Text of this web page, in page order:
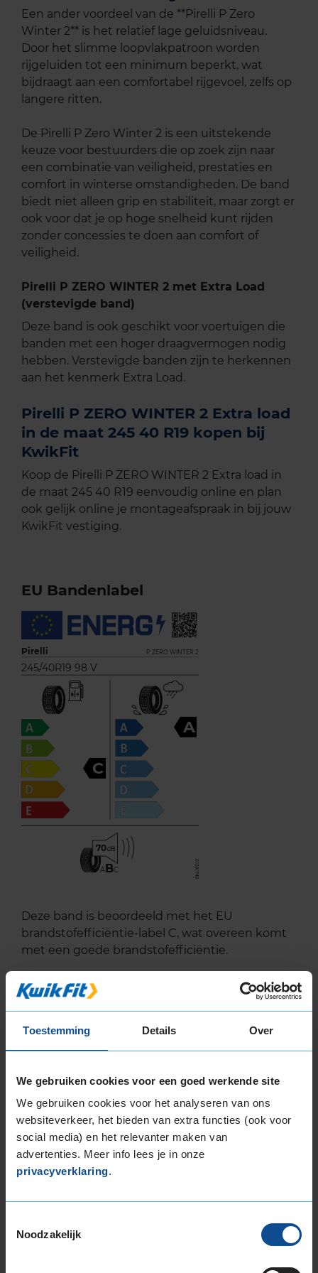
Toestemming Details Over
We gebruiken cookies voor een goed werkende site
We gebruiken cookies voor het analyseren van ons
websiteverkeer, het bieden van extra functies (ook voor
social media) en het relevanter maken van
advertenties. Meer info lees je in onze
privacyverklaring.
Noodzakelijk
Een ander voordeel van de **Pirelli P Zero
Winter 2** is het relatief lage geluidsniveau.
Door het slimme loopvlakpatroon worden
rijgeluiden tot een minimum beperkt, wat
bijdraagt aan een comfortabel rijgevoel, zelfs op
langere ritten.
De Pirelli P Zero Winter 2 is een uitstekende
keuze voor bestuurders die op zoek zijn naar
een combinatie van veiligheid, prestaties en
comfort in winterse omstandigheden. De band
biedt niet alleen grip en stabiliteit, maar zorgt er
ook voor dat je op hoge snelheid kunt rijden
zonder concessies te doen aan comfort of
veiligheid.
Pirelli P ZERO WINTER 2 met Extra Load
(verstevigde band)
Deze band is ook geschikt voor voertuigen die
banden met een hoger draagvermogen nodig
hebben. Verstevigde banden zijn te herkennen
aan het kenmerk Extra Load.
Pirelli P ZERO WINTER 2 Extra load
in de maat 245 40 R19 kopen bij
KwikFit
Koop de Pirelli P ZERO WINTER 2 Extra load in
de maat 245 40 R19 eenvoudig online en plan
ook gelijk online je montageafspraak in bij jouw
KwikFit vestiging.
EU Bandenlabel
Pirelli P ZERO WINTER 2
245/40R19 98 V
C
A
70
ABC
Deze band is beoordeeld met het EU
brandstofefficiëntie-label C, wat overeen komt
met een goede brandstofefficiëntie.
In de categorie grip op nat wegdek is deze band
gewaardeerd met een A-label, wat betekent dat
weersomstandigheden.
met B-notering, wat betekent dat deze band
een normale geluidsproductie heeft.
Wil je nog meer informatie over het
bandenlabel van deze band, klik dan